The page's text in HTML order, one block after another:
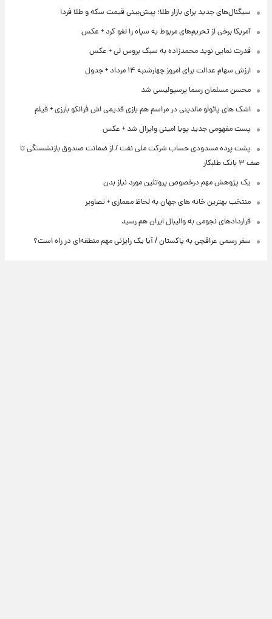
سیگنال‌های جدید برای بازار طلا؛ پیش‌بینی قیمت سکه و طلا فردا
آمریکا برخی از تحریم‌های مربوط به سپاه را لغو کرد + عکس
قدرت نمایی نوید محمدزاده به سبک بروس لی + عکس
ارزش سهام عدالت برای امروز چهارشنبه ۱۴ مرداد + جدول
محسن مسلمان رسما پرسپولیسی شد
اشک های پائولو مالدینی در مراسم هم بازی قدیمی اش فرانکو بارزی + فیلم
پست مفهومی جدید پویا امینی وایرال شد + عکس
پشت پرده‌ مسدودی حساب شرکت ملی نفت / از ضمانت صندوق بازنشستگی تا
صف ۳ بانک طلبکار
یک پژوهش مهم درخصوص پروتئین مورد نیاز بدن
منتخب بهترین خانه های جهان به لحاظ معماری + تصاویر
قراردادهای نجومی به والیبال ایران هم رسید
سفر رسمی عراقچی به پاکستان / آیا یک رایزنی مهم منطقه‌ای در راه است؟